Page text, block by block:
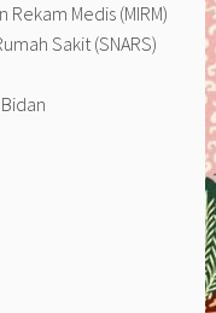
Medis (MIRM)
Sakit (SNARS)